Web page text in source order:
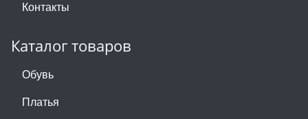
Контакты
Каталог товаров
Обувь
Платья